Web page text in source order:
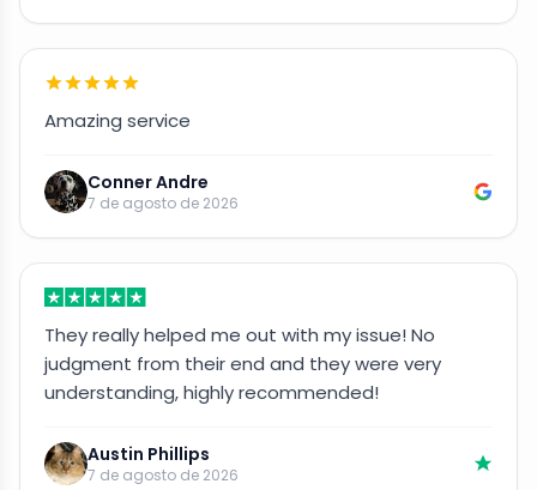
Amazing service
Conner Andre
7 de agosto de 2026
They really helped me out with my issue! No
judgment from their end and they were very
understanding, highly recommended!
Austin Phillips
7 de agosto de 2026